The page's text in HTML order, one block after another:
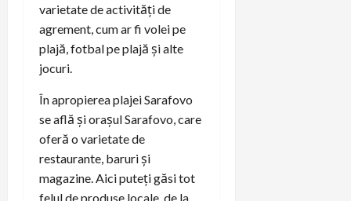
varietate de activități de
agrement, cum ar fi volei pe
plajă, fotbal pe plajă și alte
jocuri.
În apropierea plajei Sarafovo
se află și orașul Sarafovo, care
oferă o varietate de
restaurante, baruri și
magazine. Aici puteți găsi tot
felul de produse locale, de la